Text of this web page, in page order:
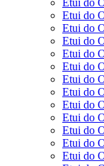
Etui do
Etui do
Etui do
Etui do
Etui do
Etui do
Etui do
Etui do
Etui do
Etui do
Etui do
Etui do
Etui do